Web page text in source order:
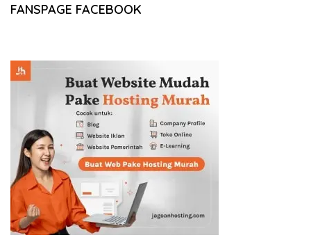
FANSPAGE FACEBOOK